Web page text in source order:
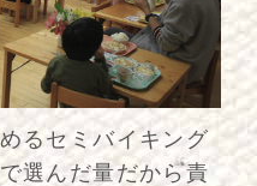
るセミバイキング
選んだ量だから責